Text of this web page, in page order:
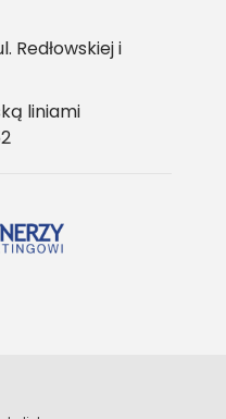
Redłowskiej i
liniami